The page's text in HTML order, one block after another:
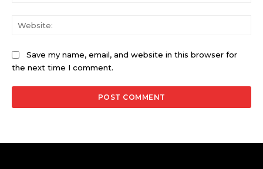
Save my name, email, and website in this browser for
the next time I comment.